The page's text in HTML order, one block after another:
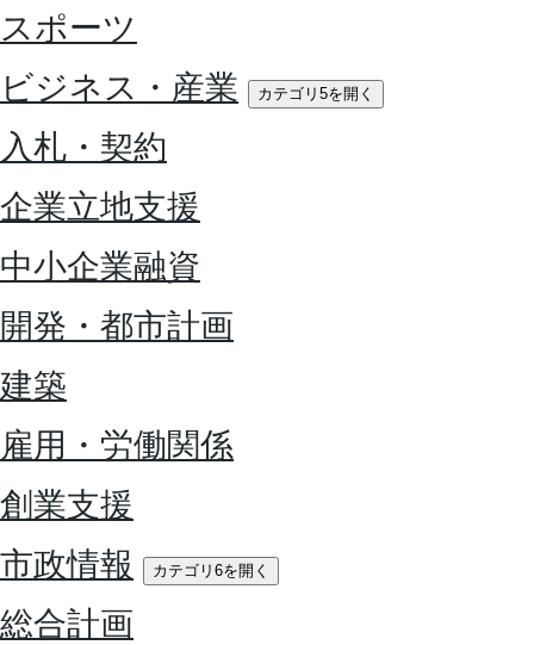
スポーツ
ビジネス・産業
カテゴリ5を開く
入札・契約
企業立地支援
中小企業融資
開発・都市計画
建築
雇用・労働関係
創業支援
市政情報
カテゴリ6を開く
総合計画